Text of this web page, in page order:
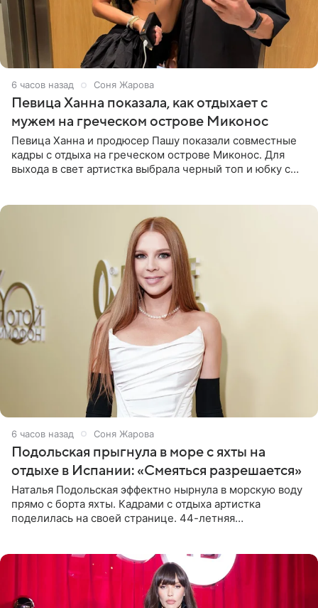
6 часов назад Соня Жарова
Певица Ханна показала, как отдыхает с
мужем на греческом острове Миконос
Певица Ханна и продюсер Пашу показали совместные
кадры с отдыха на греческом острове Миконос. Для
выхода в свет артистка выбрала черный топ и юбку с
6 часов назад Соня Жарова
Подольская прыгнула в море с яхты на
отдыхе в Испании: «Смеяться разрешается»
Наталья Подольская эффектно нырнула в морскую воду
прямо с борта яхты. Кадрами с отдыха артистка
поделилась на своей странице. 44-летняя